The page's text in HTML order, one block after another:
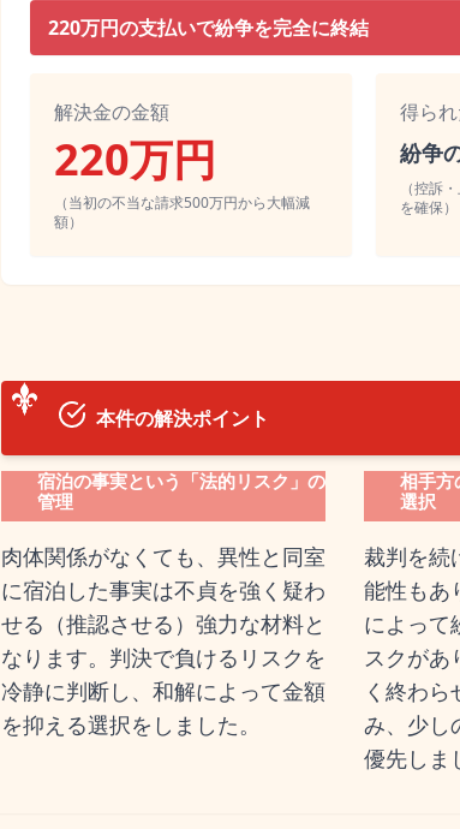
220万円の支払いで紛争を完全に終結
解決金の金額
220万円
（当初の不当な請求500万円から大幅減
額）
得ら
紛争
（控訴
を確保）
本件の解決ポイント
宿泊の事実という「法的リスク」の
管理
肉体関係がなくても、異性と同室
に宿泊した事実は不貞を強く疑わ
せる（推認させる）強力な材料と
なります。判決で負けるリスクを
冷静に判断し、和解によって金額
を抑える選択をしました。
相手方
選択
裁判を続
能性もあ
によって
スクがあ
く終わら
み、少し
優先しま